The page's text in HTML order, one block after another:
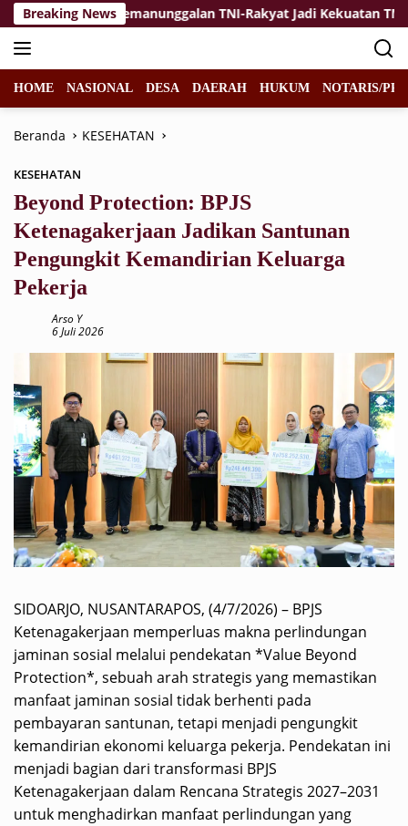
Langsung
ke
konten
Breaking News
dan Kemanunggalan TNI-Rakyat Jadi Kekuatan TMMD di
HOME NASIONAL DESA DAERAH HUKUM NOTARIS/
Beranda KESEHATAN
KESEHATAN
Beyond Protection: BPJS
Ketenagakerjaan Jadikan Santunan
Pengungkit Kemandirian Keluarga
Pekerja
Arso Y
6 Juli 2026
SIDOARJO, NUSANTARAPOS, (4/7/2026) – BPJS
Ketenagakerjaan memperluas makna perlindungan
jaminan sosial melalui pendekatan *Value Beyond
Protection*, sebuah arah strategis yang memastikan
manfaat jaminan sosial tidak berhenti pada
pembayaran santunan, tetapi menjadi pengungkit
kemandirian ekonomi keluarga pekerja. Pendekatan ini
menjadi bagian dari transformasi BPJS
Ketenagakerjaan dalam Rencana Strategis 2027–2031
untuk menghadirkan manfaat perlindungan yang